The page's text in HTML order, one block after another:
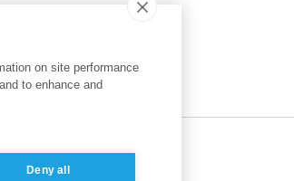
on site performance
to enhance and
Deny all